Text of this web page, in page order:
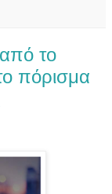
το
πόρισμα